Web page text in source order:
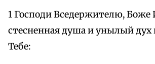
1 Господи Вседержителю, Боже
стесненная душа и унылый дух
Тебе: